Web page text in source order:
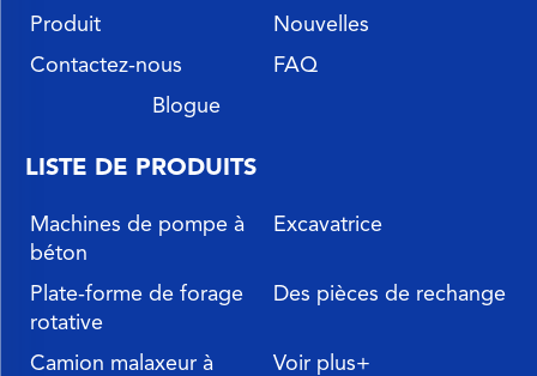
Produit
Nouvelles
Contactez-nous
FAQ
Blogue
LISTE DE PRODUITS
Machines de pompe à
béton
Excavatrice
Plate-forme de forage
rotative
Des pièces de rechange
Camion malaxeur à
Voir plus+